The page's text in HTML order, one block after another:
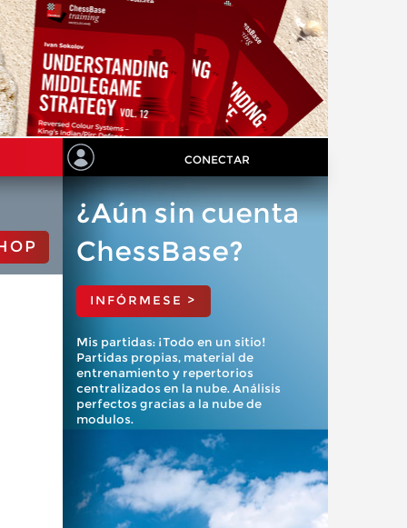
CONECTAR
¿Aún sin cuenta
ChessBase?
INFÓRMESE >
Mis partidas: ¡Todo en un sitio!
Partidas propias, material de
entrenamiento y repertorios
centralizados en la nube. Análisis
perfectos gracias a la nube de
modulos.